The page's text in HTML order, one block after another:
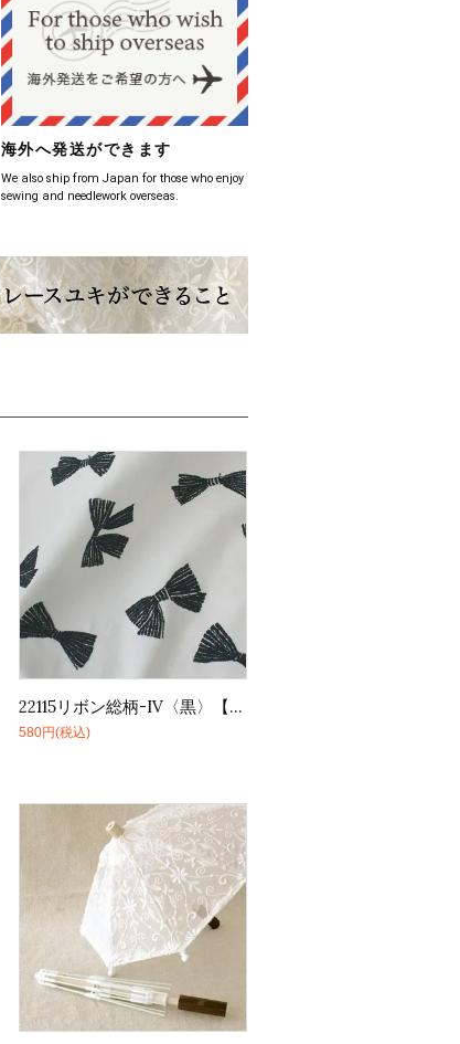
海外へ発送ができます
We also ship from Japan for those who enjoy
sewing and needlework overseas.
22115リボン総柄-IV〈黒〉【10cm】
580円(税込)